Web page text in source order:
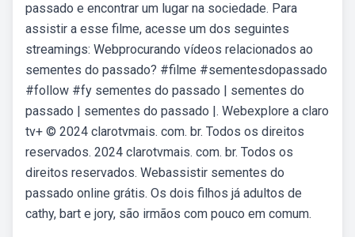
passado e encontrar um lugar na sociedade. Para
assistir a esse filme, acesse um dos seguintes
streamings: Webprocurando vídeos relacionados ao
sementes do passado? #filme #sementesdopassado
#follow #fy sementes do passado | sementes do
passado | sementes do passado |. Webexplore a claro
tv+ © 2024 clarotvmais. com. br. Todos os direitos
reservados. 2024 clarotvmais. com. br. Todos os
direitos reservados. Webassistir sementes do
passado online grátis. Os dois filhos já adultos de
cathy, bart e jory, são irmãos com pouco em comum.